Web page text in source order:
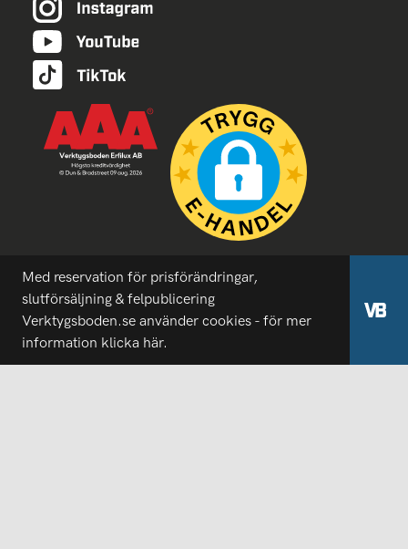
Med reservation för prisförändringar,
slutförsäljning & felpublicering
Verktygsboden.se använder cookies - för mer
information klicka här.